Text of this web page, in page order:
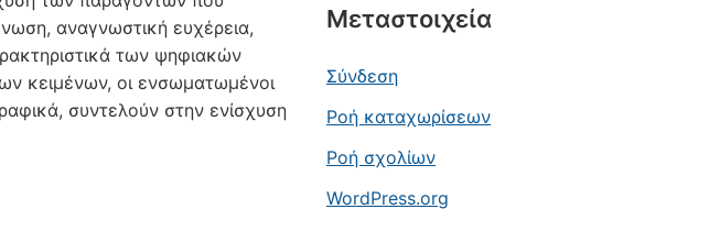
αναγνωστική ευχέρεια,
των ψηφιακών
κειμένων, οι ενσωματωμένοι
συντελούν στην ενίσχυση
Μεταστοιχεία
Σύνδεση
Ροή καταχωρίσεων
Ροή σχολίων
WordPress.org